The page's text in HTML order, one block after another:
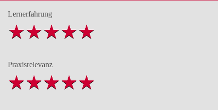
Lernerfahrung
Praxisrelevanz